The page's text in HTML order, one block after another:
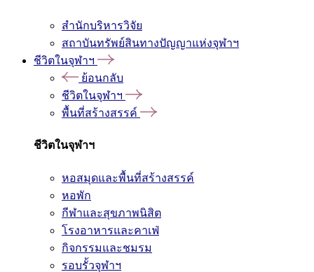
สำนักบริหารวิจัย
สถาบันทรัพย์สินทางปัญญาแห่งจุฬาฯ
ชีวิตในจุฬาฯ
ย้อนกลับ
ชีวิตในจุฬาฯ
พื้นที่สร้างสรรค์
ชีวิตในจุฬาฯ
หอสมุดและพื้นที่สร้างสรรค์
หอพัก
กีฬาและสุขภาพนิสิต
โรงอาหารและคาเฟ่
กิจกรรมและชมรม
รอบรั้วจุฬาฯ